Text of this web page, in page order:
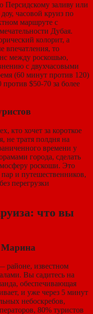
Персидскому заливу или
часовой круиз по
маршруте с
Дубая.
колорит, а
впечатления, то
между роскошью,
с двухчасовыми
(60 минут против 120)
$50-70 за более
кто хочет за короткое
не тратя полдня на
времени у
города, сделать
роскоши. Это
и путешественников,
перегрузки
что вы
Марина
районе, известном
Вы садитесь на
обеспечивающая
и уже через 5 минут
небоскребов,
80% туристов